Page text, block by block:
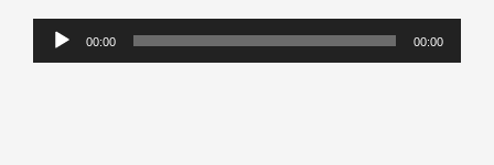
Reproductor
00:00 00:00